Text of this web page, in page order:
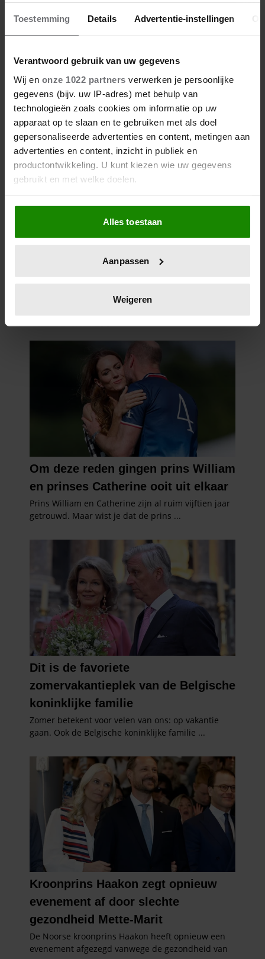
Toestemming Details Advertentie-instellingen
Verantwoord gebruik van uw gegevens
Wij en onze 1022 partners verwerken je persoonlijke
gegevens (bijv. uw IP-adres) met behulp van
technologieën zoals cookies om informatie op uw
apparaat op te slaan en te gebruiken met als doel
gepersonaliseerde advertenties en content, metingen aan
advertenties en content, inzicht in publiek en
productontwikkeling. U kunt kiezen wie uw gegevens
gebruikt en met welke doelen.
Als u het toestaat, willen we ook graag:
Informatie verzamelen over uw geografische
locatie, die tot een paar meter nauwkeurig kan zijn
scannen op specifieke eigenschappen (fingerprinting)
verwerkt en stel uw voorkeuren in het
intrekken in de Cookieverklaring.
We gebruiken cookies om content en advertenties te
personaliseren, om functies voor social media te bieden
en om ons websiteverkeer te analyseren. Ook delen we
informatie over uw gebruik van onze site met onze
partners voor social media, adverteren en analyse. Deze
partners kunnen deze gegevens combineren met andere
informatie die u aan ze heeft verstrekt of die ze hebben
verzameld op basis van uw gebruik van hun services. U
gaat akkoord met onze cookies als u onze website blijft
gebruiken.
Alles toestaan
Aanpassen
Weigeren
29 juni 2026
PRINSES CATHERINE BEKLIMT
DRIE HOOGSTE BRITSE
KANKERONDERZOEK
12 juni 2026
BIJZONDER: PRINSES BEATRIX
ZIET NA 88 JAAR HAAR